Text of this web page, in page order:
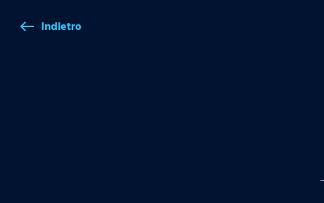
west Indietro